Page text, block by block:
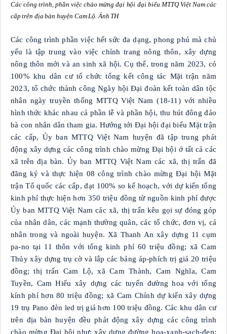
Các công trình, phần việc chào mừng đại hội đại biểu MTTQ Việt Nam các
cấp trên địa bàn huyện Cam Lộ. Ảnh TH
Các công trình phần việc hết sức đa dạng, phong phú mà chủ
yếu là tập trung vào việc chỉnh trang nông thôn, xây dựng
nông thôn mới và an sinh xã hội. Cụ thể, trong năm 2023, có
100% khu dân cư tổ chức tổng kết công tác Mặt trận năm
2023, tổ chức thành công Ngày hội Đại đoàn kết toàn dân tộc
nhân ngày truyền thống MTTQ Việt Nam (18-11) với nhiều
hình thức khác nhau cả phần lễ và phần hội, thu hút đông đảo
bà con nhân dân tham gia. Hướng tới Đại hội đại biểu Mặt trận
các cấp, Ủy ban MTTQ Việt Nam huyện đã tập trung phát
động xây dựng các công trình chào mừng Đại hội ở tất cả các
xã trên địa bàn. Ủy ban MTTQ Việt Nam các xã, thị trấn đã
đăng ký và thực hiện 08 công trình chào mừng Đại hội Mặt
trận Tổ quốc các cấp, đạt 100% so kế hoạch, với dự kiến tổng
kinh phí thực hiện hơn 350 triệu đồng từ nguồn kinh phí được
Ủy ban MTTQ Việt Nam các xã, thị trấn kêu gọi sự đóng góp
của nhân dân, các mạnh thường quân, các tổ chức, đơn vị, cá
nhân trong và ngoài huyện. Xã Thanh An xây dựng 11 cụm
pa-no tại 11 thôn với tổng kinh phí 60 triệu đồng; xã Cam
Thủy xây dựng trụ cờ và lắp các bảng áp-phích trị giá 20 triệu
đồng; thị trấn Cam Lộ, xã Cam Thành, Cam Nghĩa, Cam
Tuyền, Cam Hiếu xây dựng các tuyến đường hoa với tổng
kính phí hơn 80 triệu đồng; xã Cam Chính dự kiến xây dựng
19 trụ Pano đèn led trị giá hơn 100 triệu đồng. Các khu dân cư
trên địa bàn huyện đều phát động xây dựng các công trình
chào mừng Đại hội như: xây dựng đường hoa-xanh-sạch-đẹp;